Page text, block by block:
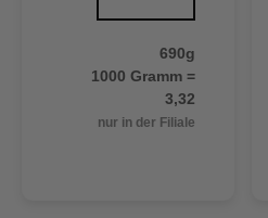
690g
1000 Gramm =
3,32
nur in der Filiale